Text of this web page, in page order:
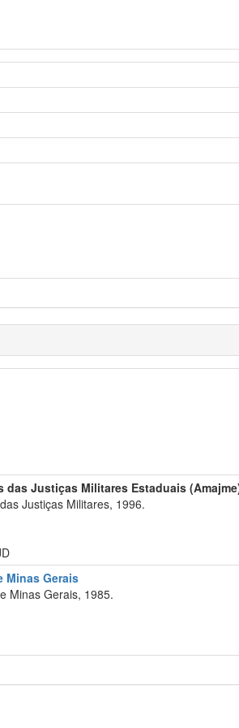
Justiças Militares Estaduais
Justiças Militares, 1996.
Minas Gerais
Minas Gerais, 1985.